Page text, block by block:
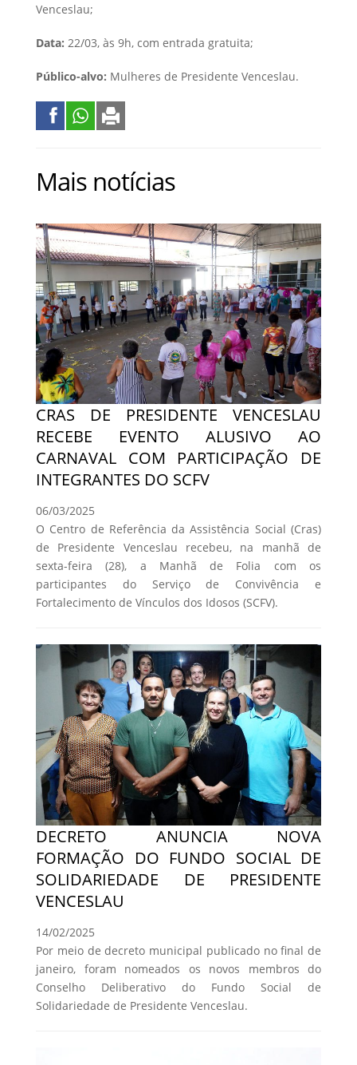
Venceslau;
Data: 22/03, às 9h, com entrada gratuita;
Público-alvo: Mulheres de Presidente Venceslau.
Mais notícias
CRAS DE PRESIDENTE VENCESLAU
RECEBE EVENTO ALUSIVO AO
CARNAVAL COM PARTICIPAÇÃO DE
INTEGRANTES DO SCFV
06/03/2025
O Centro de Referência da Assistência Social (Cras)
de Presidente Venceslau recebeu, na manhã de
sexta-feira (28), a Manhã de Folia com os
participantes do Serviço de Convivência e
Fortalecimento de Vínculos dos Idosos (SCFV).
DECRETO ANUNCIA NOVA
FORMAÇÃO DO FUNDO SOCIAL DE
SOLIDARIEDADE DE PRESIDENTE
VENCESLAU
14/02/2025
Por meio de decreto municipal publicado no final de
janeiro, foram nomeados os novos membros do
Conselho Deliberativo do Fundo Social de
Solidariedade de Presidente Venceslau.